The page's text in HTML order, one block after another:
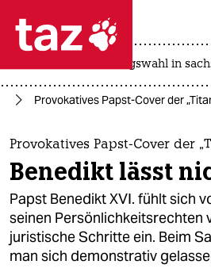
 taz zahl ich
taz zahl ich
themen
politik
öko
gesellschaft
landtagswahl in
Provokatives Papst-Cover der
Provokatives Papst-Cover der
Benedikt lässt
Papst Benedikt XVI. fühlt sich
seinen Persönlichkeitsrechten
juristische Schritte ein. Beim
man sich demonstrativ